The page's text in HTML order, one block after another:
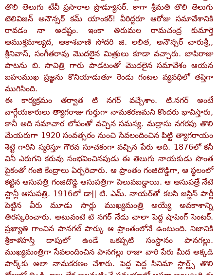
తొలి తెలుగు టీవీ ప్రసారాల ప్రొడ్యూసర్‌. కాగా శ్రీమతి తొలి తెలుగు
టెలివిజన్‌ అనౌన్సర్‌ కమ్‌ యాంకర్‌! వీరిద్దరూ ఆరోజు సమావేశానికి
రావడం నా అదష్టం. ఇంకా తిరుమల రామచంద్ర కుమార్తె
ఆముక్తమాల్యద, ఆకాశవాణి సోదరి జి. లలిత, అనౌన్సర్‌ చారుశ్రీ,,
శ్రీనివాస్‌, సంగీతరావు మొదలైన మిత్రులు కూడా వచ్చారు. బాపిరాజు
పాటను బి. సావిత్రి గారు పాడటంతో మొదలైన సమావేశం ఆయన
బహుముఖ ప్రజ్ఞను కొనియాడుతూ రెండు గంటల వ్యవధిలో తప్తిగా
ముగిసింది.
ఈ కార్యక్రమం తర్వాత టి నగర్‌ వచ్చేశాం. టి.నగర్‌ అంటే
వాగ్గేయకారులు త్యాగరాజు గుర్తుగా నామకరణమని కొందరు భావిస్తారు,
కానీ అది సమాచార లోపంతో వచ్చిన సమస్య. మద్రాసు నగరపు తొలి
మేయరుగా 1920 సంవత్సరం నుంచి సేవలందించిన పిట్టి త్యాగరాయం
శెట్టి గారిని స్మరిస్తూ గౌరవ సూచకంగా వచ్చిన పేరు అది. 1876లో కనీ
వినీ ఎరుగని కరువు సంభవించినపుడు ఈ తెలుగు నాయకుడు సొంత
పైకంతో గంజి కేంద్రాలు ఏర్పరిచారు. ఆ ప్రాంతం గంజిదొడ్డిగా, ఆ స్థలంలో
కట్టిన ఆసుపత్రి గంజిదొడ్డి ఆసుపత్రిగా పిలువబడ్డాయి. ఆ ఆసుపత్రే నేటి
స్టాన్లీ ఆసుపత్రి. 1916లో డా|| టి. ఎమ్‌. నాయర్‌తో కలసి జస్టిస్‌ పార్టీ
పెట్టిన వీరు మూడు సార్లు ముఖ్యమంత్రి అయ్యే అవకాశాన్ని
తిరస్కరించారు. అటువంటి టి నగర్‌ నేడు చాలా పెద్ద షాపింగ్‌ సెంటర్‌.
ప్రఖ్యాతి గాంచిన పానగల్‌ పార్కు ఆ ప్రాంతంలోనే ఉంటుంది. నిజానికి
శ్రీకాళహస్తి దాపులో ఉండే ఒకప్పటి సంస్థానం పానగల్లు.
ముఖ్యమంత్రిగా సేవలందించిన పానగల్లు రాజా వారి పేరు మీద అక్కడి
పార్క్‌కు అలా నామకరణం చేశారు. పెద్ద పెద్ద సినిమా స్టార్ట్స్‌ తొలి